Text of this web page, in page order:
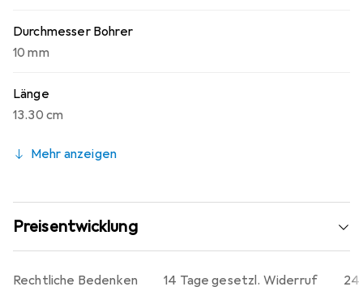
Durchmesser Bohrer
10 mm
Länge
13.30 cm
Mehr anzeigen
Preisentwicklung
14 Tage gesetzl. Widerruf
24
Rechtliche Bedenken